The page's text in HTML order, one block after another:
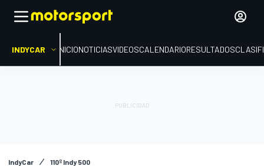
INDYCAR INICIONOTICIASVIDEOSCALENDARIORESULTADOS
IndyCar 110º Indy 500